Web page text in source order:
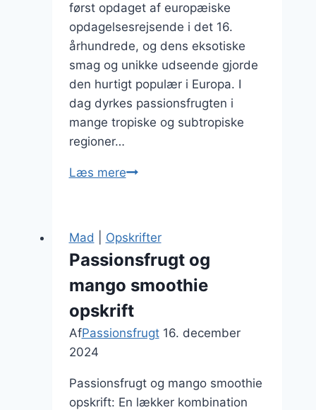
først opdaget af europæiske
opdagelsesrejsende i det 16.
århundrede, og dens eksotiske
smag og unikke udseende gjorde
den hurtigt populær i Europa. I
dag dyrkes passionsfrugten i
mange tropiske og subtropiske
regioner…
Læs merePassionsfrugt
med
lag
Mad Opskrifter
Passionsfrugt og
mango smoothie
opskrift
AfPassionsfrugt 16. december
2024
Passionsfrugt og mango smoothie
opskrift: En lækker kombination